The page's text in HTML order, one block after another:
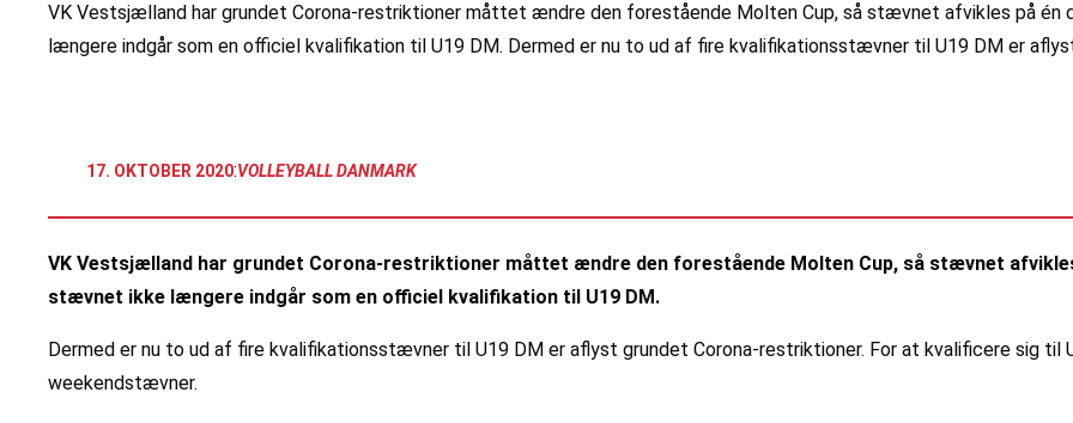
VK Vestsjælland har grundet Corona-restriktioner måttet ændre den forestående Molten Cup, så stævnet afvikles på
længere indgår som en officiel kvalifikation til U19 DM. Dermed er nu to ud af fire kvalifikationsstævner til U19 DM er
17. OKTOBER 2020:VOLLEYBALL DANMARK
VK Vestsjælland har grundet Corona-restriktioner måttet ændre den forestående Molten Cup, så stævnet
stævnet ikke længere indgår som en officiel kvalifikation til U19 DM.
Dermed er nu to ud af fire kvalifikationsstævner til U19 DM er aflyst grundet Corona-restriktioner. For at kvalificere sig
weekendstævner.